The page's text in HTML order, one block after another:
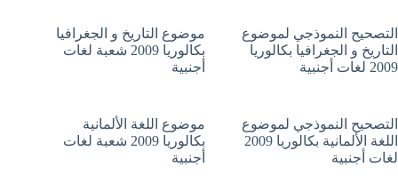
التصحيح النموذجي لموضوع
التاريخ و الجغرافيا بكالوريا
2009 لغات أجنبية
موضوع التاريخ و الجغرافيا
بكالوريا 2009 شعبة لغات
أجنبية
التصحيح النموذجي لموضوع
اللغة الألمانية بكالوريا 2009
لغات أجنبية
موضوع اللغة الألمانية
بكالوريا 2009 شعبة لغات
أجنبية